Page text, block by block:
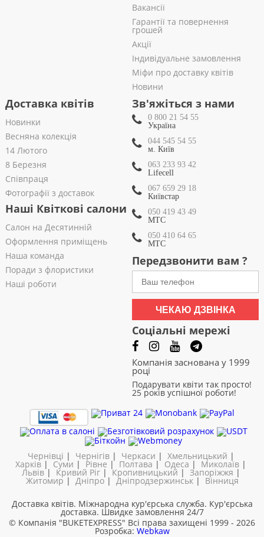
Вакансії
Гарантії та повернення
грошей
Акції
Індивідуальне замовлення
Міфи про доставку квітів
Новини
Доставка квітів
Новинки
Весняна колекція
14 Лютого
8 Березня
Співпраця
Фотографії з доставок
Наші Квіткові салони
Салон на Десятинній
Оформлення приміщень
Наша команда
Поради з флористики
Наші роботи
Зв'яжіться з нами
0 800 21 54 55
Україна
044 545 54 55
м. Київ
063 233 93 42
Lifecell
067 659 29 18
Київстар
050 419 43 49
МТС
050 410 64 65
МТС
Передзвонити вам ?
ЧЕКАЮ ДЗВІНКА
Соціальні мережі
Компанія заснована у 1999
році
Подарувати квіти так просто!
25 років успішної роботи!
Чернівці | Чернігів| Черкаси | Хмельницький |
Харків | Суми | Рівне | Полтава | Одеса | Миколаїв |
Львів| Кривий Ріг|Кропивницький | Запоріжжя |
Житомир | Дніпро| Дніпродзержинськ| Вінниця
Доставка квітів. Міжнародна кур'єрська служба. Кур'єрська
доставка. Швидке замовлення 24/7
© Компанія "BUKETEXPRESS" Всі права захищені 1999 - 2026
Розробка: Webkaw